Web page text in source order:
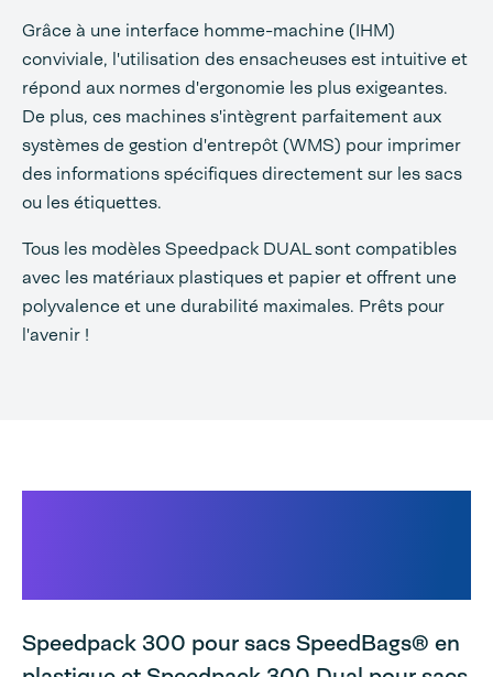
Grâce à une interface homme-machine (IHM)
conviviale, l'utilisation des ensacheuses est intuitive et
répond aux normes d'ergonomie les plus exigeantes.
De plus, ces machines s'intègrent parfaitement aux
systèmes de gestion d'entrepôt (WMS) pour imprimer
des informations spécifiques directement sur les sacs
ou les étiquettes.
Tous les modèles Speedpack DUAL sont compatibles
avec les matériaux plastiques et papier et offrent une
polyvalence et une durabilité maximales. Prêts pour
l'avenir !
Speedpack 300 pour sacs SpeedBags® en